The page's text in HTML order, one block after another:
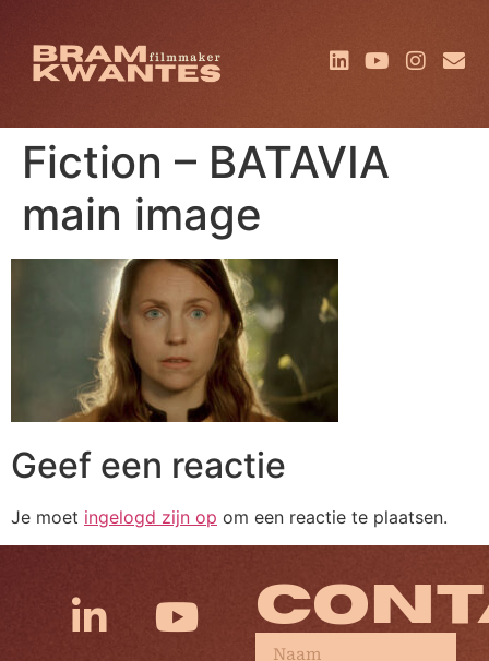
Fiction – BATAVIA
main image
Geef een reactie
Je moet ingelogd zijn op om een reactie te plaatsen.